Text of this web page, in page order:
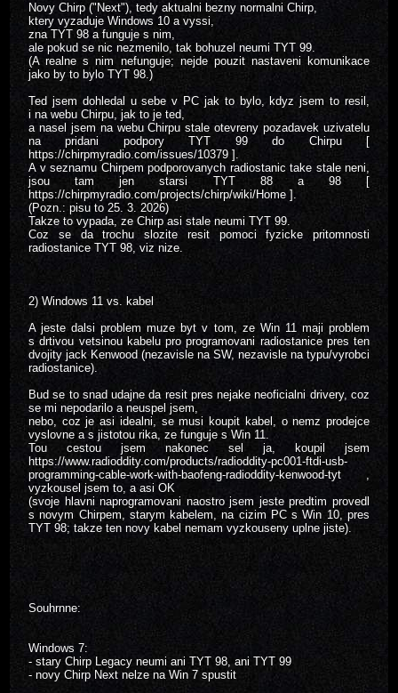
Novy Chirp ("Next"), tedy aktualni bezny normalni Chirp,
ktery vyzaduje Windows 10 a vyssi,
zna TYT 98 a funguje s nim,
ale pokud se nic nezmenilo, tak bohuzel neumi TYT 99.
(A realne s nim nefunguje; nejde pouzit nastaveni komunikace
jako by to bylo TYT 98.)
Ted jsem dohledal u sebe v PC jak to bylo, kdyz jsem to resil,
i na webu Chirpu, jak to je ted,
a nasel jsem na webu Chirpu stale otevreny pozadavek uzivatelu
na pridani podpory TYT 99 do Chirpu [
https://chirpmyradio.com/issues/10379 ].
A v seznamu Chirpem podporovanych radiostanic take stale neni,
jsou tam jen starsi TYT 88 a 98 [
https://chirpmyradio.com/projects/chirp/wiki/Home ].
(Pozn.: pisu to 25. 3. 2026)
Takze to vypada, ze Chirp asi stale neumi TYT 99.
Coz se da trochu slozite resit pomoci fyzicke pritomnosti
radiostanice TYT 98, viz nize.
2) Windows 11 vs. kabel
A jeste dalsi problem muze byt v tom, ze Win 11 maji problem
s drtivou vetsinou kabelu pro programovani radiostanice pres ten
dvojity jack Kenwood (nezavisle na SW, nezavisle na typu/vyrobci
radiostanice).
Bud se to snad udajne da resit pres nejake neoficialni drivery, coz
se mi nepodarilo a neuspel jsem,
nebo, coz je asi idealni, se musi koupit kabel, o nemz prodejce
vyslovne a s jistotou rika, ze funguje s Win 11.
Tou cestou jsem nakonec sel ja, koupil jsem
https://www.radioddity.com/products/radioddity-pc001-ftdi-usb-
programming-cable-work-with-baofeng-radioddity-kenwood-tyt ,
vyzkousel jsem to, a asi OK
(svoje hlavni naprogramovani naostro jsem jeste predtim provedl
s novym Chirpem, starym kabelem, na cizim PC s Win 10, pres
TYT 98; takze ten novy kabel nemam vyzkouseny uplne jiste).
Souhrnne:
Windows 7:
- stary Chirp Legacy neumi ani TYT 98, ani TYT 99
- novy Chirp Next nelze na Win 7 spustit